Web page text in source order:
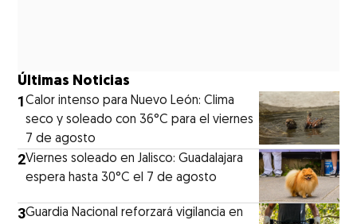
Últimas Noticias
1Calor intenso para Nuevo León: Clima
seco y soleado con 36°C para el viernes
7 de agosto
2Viernes soleado en Jalisco: Guadalajara
espera hasta 30°C el 7 de agosto
3Guardia Nacional reforzará vigilancia en